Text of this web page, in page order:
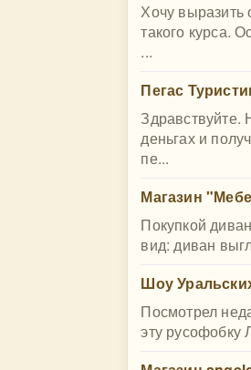
Хочу выразить
такого курса.
...
Пегас
деньгах и
пе...
Магазин
Покупкой
вид: диван
Шоу
Посмотрел
эту русофобку